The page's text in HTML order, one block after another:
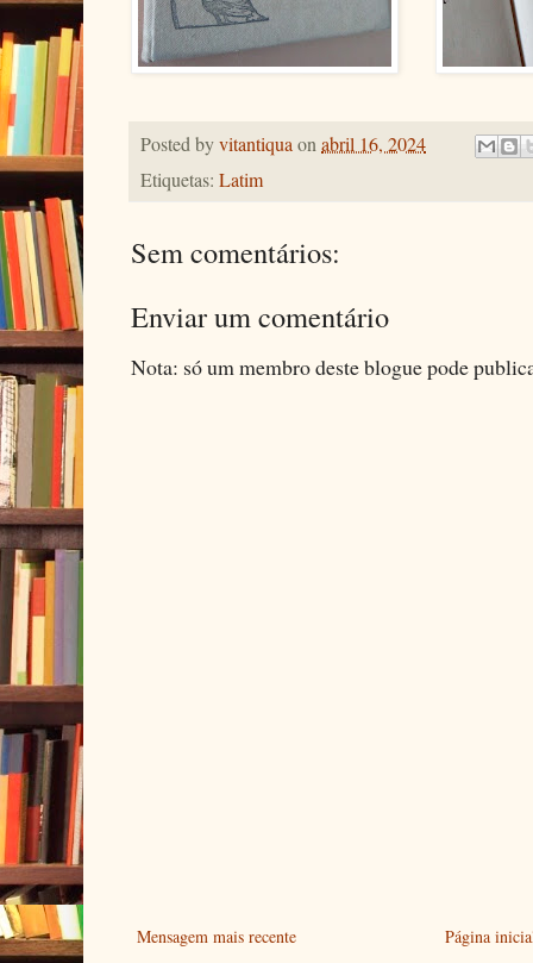
Posted byvitantiquaonabril 16, 2024
Etiquetas: Latim
Sem comentários:
Enviar um comentário
Nota: só um membro deste blogue pode
Mensagem mais recente Página